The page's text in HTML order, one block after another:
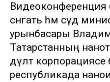
сәнәгать һәм сәүдә
урынбасары
Татарстанның
дәүләт корпорациясе
республикада